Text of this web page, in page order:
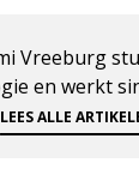
Vreeburg
en werkt
LEES ALLE